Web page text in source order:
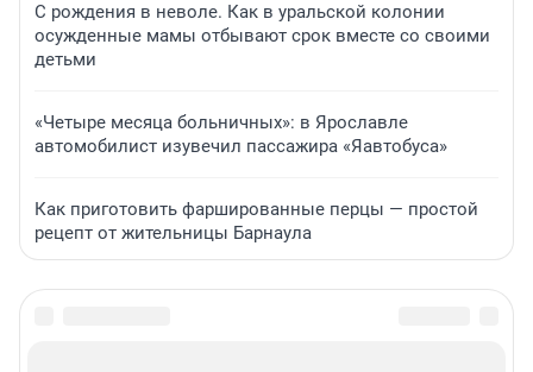
С рождения в неволе. Как в уральской колонии
осужденные мамы отбывают срок вместе со своими
детьми
«Четыре месяца больничных»: в Ярославле
автомобилист изувечил пассажира «Яавтобуса»
Как приготовить фаршированные перцы — простой
рецепт от жительницы Барнаула